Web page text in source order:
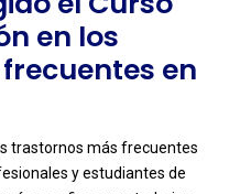
en los
en
trastornos más frecuentes
y estudiantes de